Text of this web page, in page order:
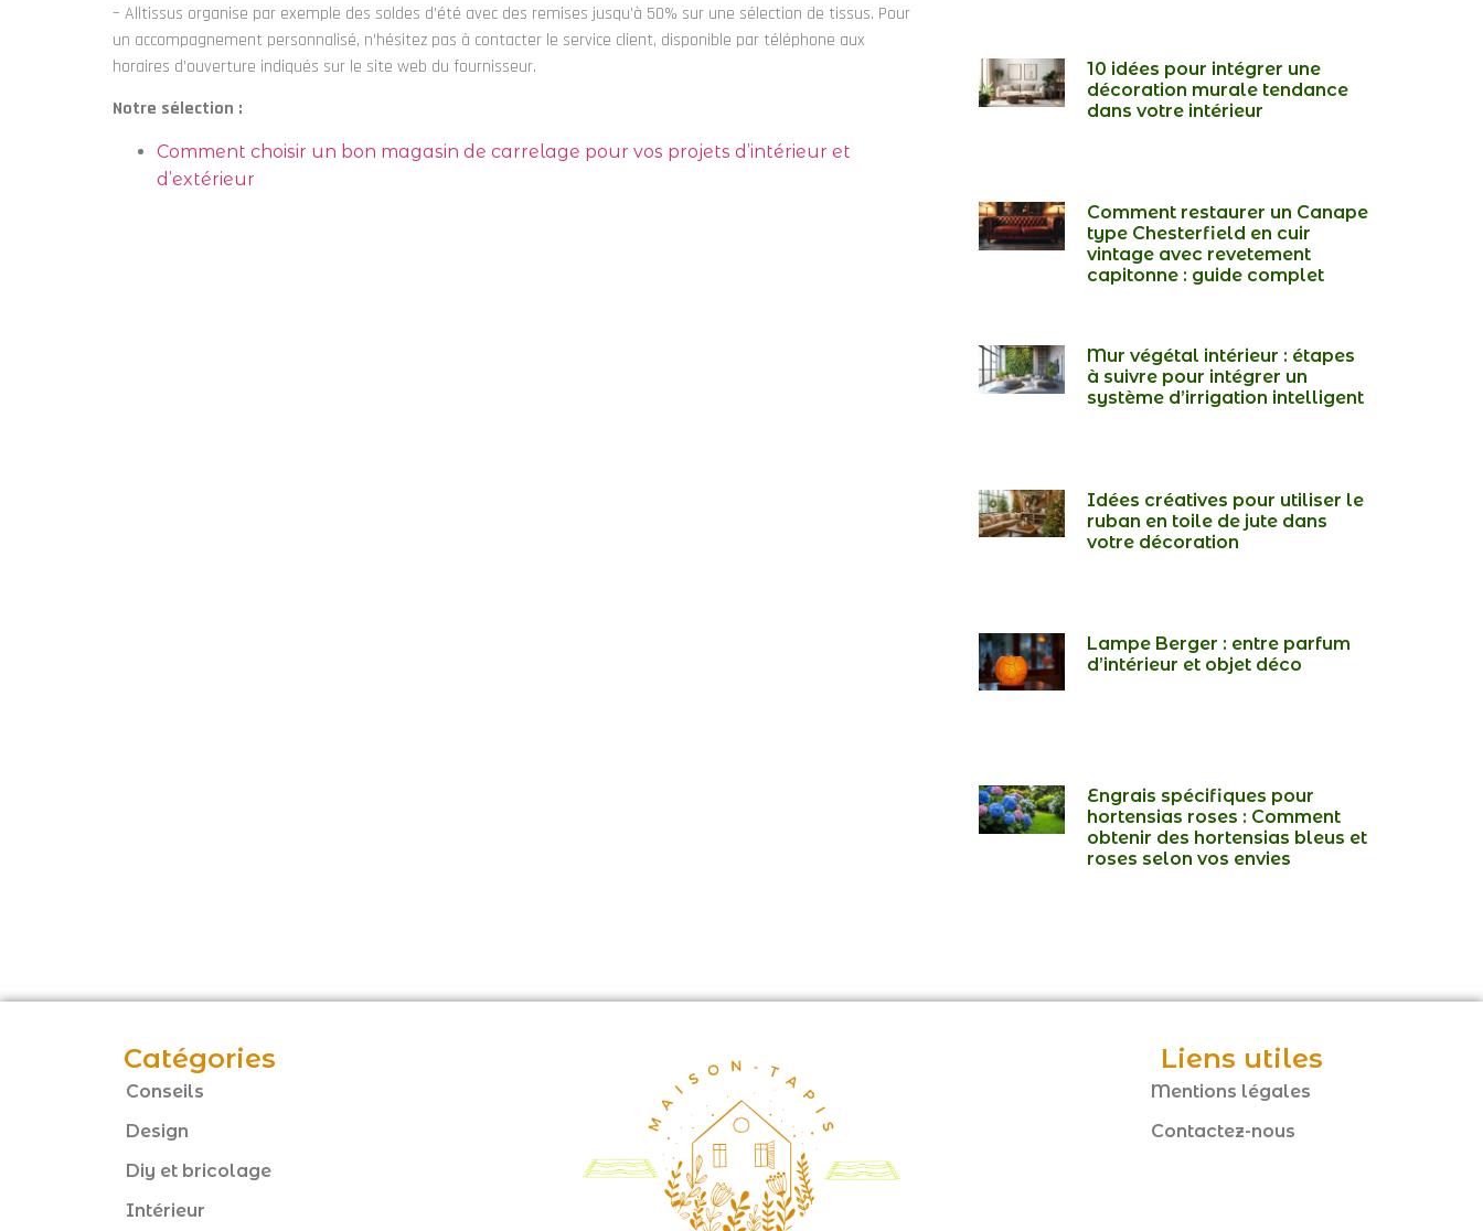
10 idées pour intégrer une
décoration murale tendance
dans votre intérieur
Comment restaurer un Canape
type Chesterfield en cuir
vintage avec revetement
capitonne : guide complet
Mur végétal intérieur : étapes
à suivre pour intégrer un
système d’irrigation intelligent
Idées créatives pour utiliser le
ruban en toile de jute dans
votre décoration
Lampe Berger : entre parfum
d’intérieur et objet déco
Engrais spécifiques pour
hortensias roses : Comment
obtenir des hortensias bleus et
roses selon vos envies
– Alltissus organise par exemple des soldes d’été avec des remises jusqu’à 50% sur une sélection de tissus. Pour
un accompagnement personnalisé, n’hésitez pas à contacter le service client, disponible par téléphone aux
horaires d’ouverture indiqués sur le site web du fournisseur.
Notre sélection :
Comment choisir un bon magasin de carrelage pour vos projets d’intérieur et
d’extérieur
Catégories
Conseils
Design
Diy et bricolage
Intérieur
Liens utiles
Mentions légales
Contactez-nous